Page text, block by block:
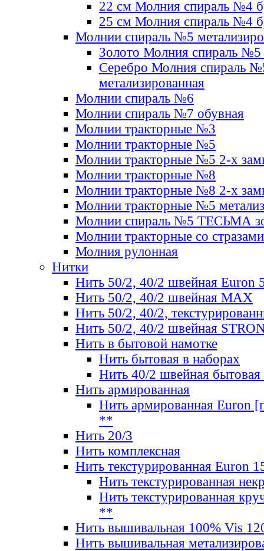
22 см Молния спираль №4
25 см Молния спираль №4
Молнии спираль №5
Золото Молния спираль №5
Серебро Молния спираль
метализированная
Молнии спираль №6
Молнии спираль №7 обувная
Молнии тракторные №3
Молнии тракторные №5
Молнии тракторные №5 2-х
Молнии тракторные №8
Молнии тракторные №8 2-х
Молнии тракторные №5
Молнии спираль №5 ТЕСЬМА
Молнии тракторные со стразами
Молния рулонная
Нитки
Нить 50/2, 40/2 швейная Euron
Нить 50/2, 40/2 швейная МАХ
Нить 50/2, 40/2,
Нить 50/2, 40/2 швейная
Нить в бытовой намотке
Нить бытовая в наборах
Нить 40/2 швейная бытовая
Нить армированная
Нить армированная Euron
**
Нить 20/3
Нить комплексная
Нить текстурированная Euron
Нить текстурированная
Нить текстурированная
**
Нить вышивальная 100% Vis
Нить вышивальная